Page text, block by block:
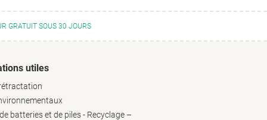
GRATUIT SOUS 30 JOURS
utiles
batteries et de piles - Recyclage –